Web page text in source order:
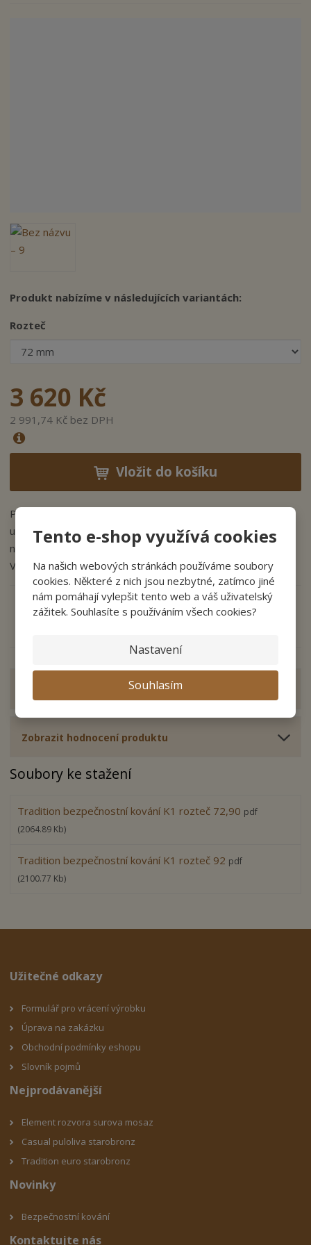
Tento e-shop využívá cookies
Na našich webových stránkách používáme soubory
cookies. Některé z nich jsou nezbytné, zatímco jiné
nám pomáhají vylepšit tento web a váš uživatelský
zážitek. Souhlasíte s používáním všech cookies?
Nastavení
Souhlasím
Produkt nabízíme v následujících variantách:
Rozteč
3 620 Kč
2 991,74 Kč bez DPH
Vložit do košíku
Pokud sháníte další variantu dveřního kování, které můžete
umístit na vchodové dveře, zabrání vloupání a obsahuje
několik bezpečnostních prvků, sáhněte po
Vyrábíme ho v i provedení leštěnámosaz a starobronz.
Zobrazit detailní popis
Zobrazit hodnocení produktu
Soubory ke stažení
Tradition bezpečnostní kování K1 rozteč 72,90 pdf
(2064.89 Kb)
Tradition bezpečnostní kování K1 rozteč 92 pdf
(2100.77 Kb)
Užitečné odkazy
Formulář pro vrácení výrobku
Úprava na zakázku
Obchodní podmínky eshopu
Slovník pojmů
Nejprodávanější
Element rozvora surova mosaz
Casual puloliva starobronz
Tradition euro starobronz
Novinky
Bezpečnostní kování
Kontaktujte nás